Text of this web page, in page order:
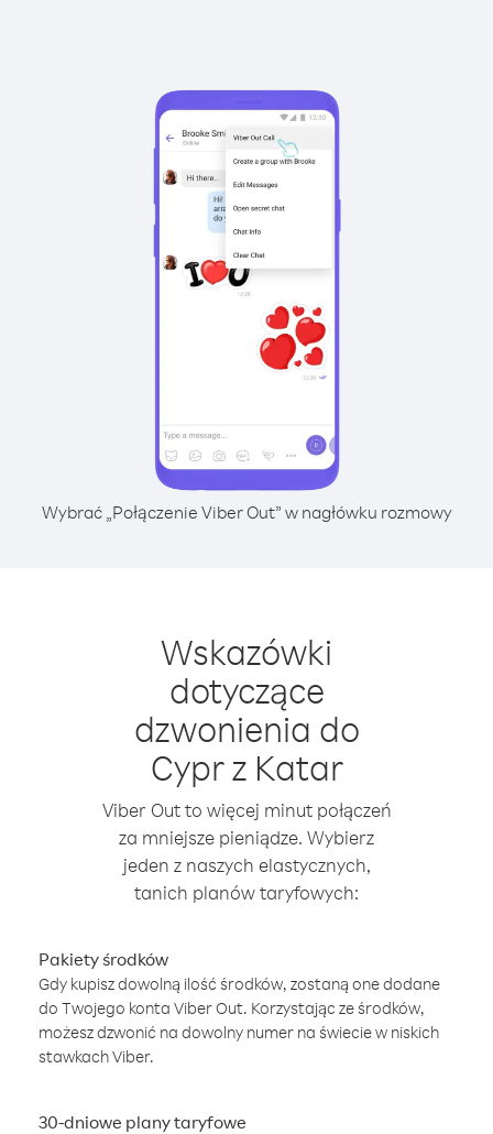
Wybrać „Połączenie Viber Out” w nagłówku rozmowy
Wskazówki
dotyczące
dzwonienia do
Cypr z Katar
Viber Out to więcej minut połączeń
za mniejsze pieniądze. Wybierz
jeden z naszych elastycznych,
tanich planów taryfowych:
Pakiety środków
Gdy kupisz dowolną ilość środków, zostaną one dodane
do Twojego konta Viber Out. Korzystając ze środków,
możesz dzwonić na dowolny numer na świecie w niskich
stawkach Viber.
30-dniowe plany taryfowe